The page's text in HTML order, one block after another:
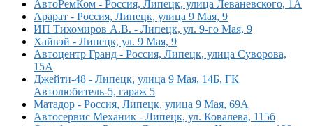
АвтоРемКом - Россия, Липецк, улица Леваневского, 1А
Арарат - Россия, Липецк, улица 9 Мая, 9
ИП Тихомиров А.В. - Липецк, ул. 9-го Мая, 9
Хайвэй - Липецк, ул. 9 Мая, 9
Автоцентр Гранд - Россия, Липецк, улица Суворова,
15А
Джейти-48 - Липецк, улица 9 Мая, 14Б, ГК
Автолюбитель-5, гараж 5
Матадор - Россия, Липецк, улица 9 Мая, 69А
Автосервис Механик - Липецк, ул. Ковалева, 115б